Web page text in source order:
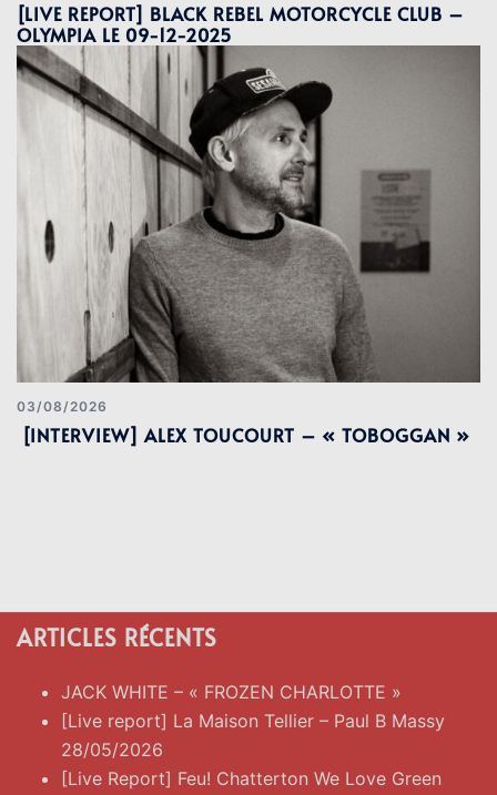
[LIVE REPORT] BLACK REBEL MOTORCYCLE CLUB –
OLYMPIA LE 09-12-2025
03/08/2026
[INTERVIEW] ALEX TOUCOURT – « TOBOGGAN »
ARTICLES RÉCENTS
JACK WHITE – « FROZEN CHARLOTTE »
[Live report] La Maison Tellier – Paul B Massy
28/05/2026
[Live Report] Feu! Chatterton We Love Green